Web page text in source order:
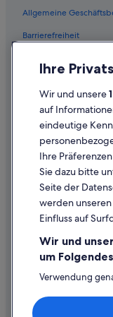
Allgemeine
Barrierefreiheit
Rechtliche Hinweise/
Inhaltsrichtlinien und
Hilfe
Hilfe
Buchen Sie einen
Internationale
Ihre
Wir und unsere
auf
eindeutige
Ihre
Sie dazu bitte
Seite der
werden
Einfluss auf
Wir und
um
Verwendung
Speichern von
Endgerät.